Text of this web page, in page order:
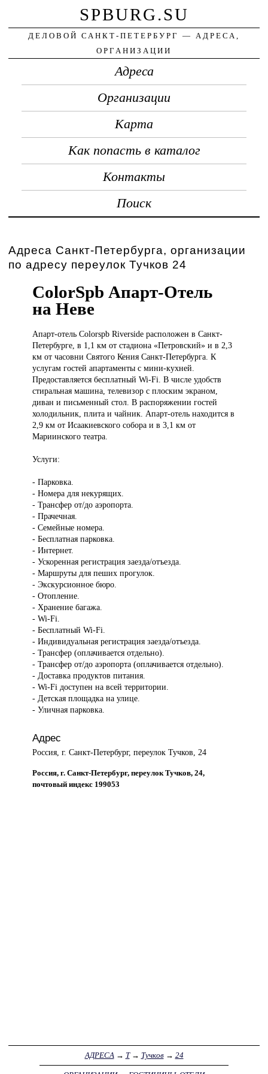
SPBURG.SU
ДЕЛОВОЙ САНКТ-ПЕТЕРБУРГ — АДРЕСА,
ОРГАНИЗАЦИИ
Адреса
Организации
Карта
Как попасть в каталог
Контакты
Поиск
Адреса Санкт-Петербурга, организации
по адресу переулок Тучков 24
ColorSpb Апарт-Отель
на Неве
Апарт-отель ColorspbRiverside расположен в Санкт-
Петербурге, в 1,1 км от стадиона «Петровский» и в 2,3
км от часовни Святого Кения Санкт-Петербурга. К
услугам гостей апартаменты с мини-кухней.
Предоставляется бесплатный Wi-Fi. В числе удобств
стиральная машина, телевизор с плоским экраном,
диван и письменный стол. В распоряжении гостей
холодильник, плита и чайник. Апарт-отель находится в
2,9 км от Исаакиевского собора и в 3,1 км от
Мариинского театра.
Услуги:
- Парковка.
- Номера для некурящих.
- Трансфер от/до аэропорта.
- Прачечная.
- Семейные номера.
- Бесплатная парковка.
- Интернет.
- Ускоренная регистрация заезда/отъезда.
- Маршруты для пеших прогулок.
- Экскурсионное бюро.
- Отопление.
- Хранение багажа.
- Wi-Fi.
- Бесплатный Wi-Fi.
- Индивидуальная регистрация заезда/отъезда.
- Трансфер (оплачивается отдельно).
- Трансфер от/до аэропорта (оплачивается отдельно).
- Доставка продуктов питания.
- Wi-Fi доступен на всей территории.
- Детская площадка на улице.
- Уличная парковка.
Адрес
Россия, г. Санкт-Петербург, переулок Тучков, 24
Россия, г. Санкт-Петербург, переулок Тучков, 24,
почтовый индекс 199053
АДРЕСА→ Т→ Тучков→ 24